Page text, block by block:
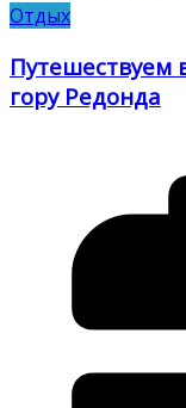
Отдых
Путешествуем
гору Редонда